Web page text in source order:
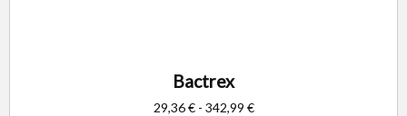
Bactrex
29,36€ - 342,99 €